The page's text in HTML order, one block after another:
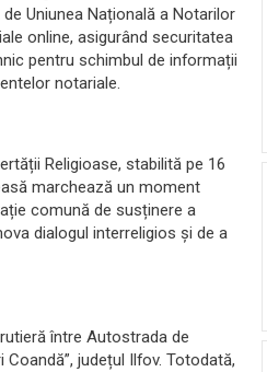
Uniunea Națională a Notarilor
online, asigurând securitatea
pentru schimbul de informații
notariale.
Religioase, stabilită pe 16
marchează un moment
comună de susținere a
dialogul interreligios și de a
între Autostrada de
județul Ilfov. Totodată,